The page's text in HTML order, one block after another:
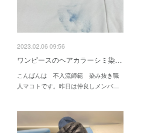
2023.02.06 09:56
ワンピースのヘアカラーシミ染…
こんばんは 不入流師範 染み抜き職
人マコトです。昨日は仲良しメンバ…